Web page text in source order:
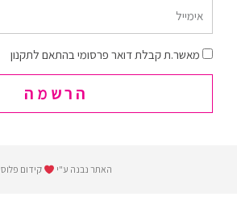
אימייל
הסכמה
מאשר.ת קבלת דואר פרסומי בהתאם לתקנון
הרשמה
האתר נבנה ע"י קידום פלוס